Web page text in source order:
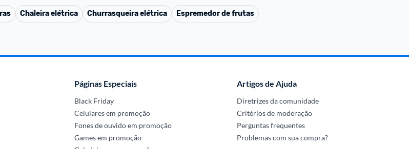
Chaleira elétrica Churrasqueira elétrica Espremedor de frutas
Páginas Especiais
Black Friday
Celulares em promoção
Fones de ouvido em promoção
Games em promoção
Artigos de Ajuda
Diretrizes da comunidade
Critérios de moderação
Perguntas frequentes
Problemas com sua compra?